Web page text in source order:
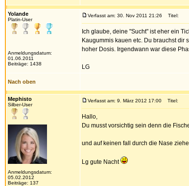
Yolande
Platin-User
Anmeldungsdatum:
01.06.2011
Beiträge: 1438
Verfasst am: 30. Nov 2011 21:26 Titel:
Ich glaube, deine "Sucht" ist eher ein
Kaugummis kauen etc. Du brauchst
hoher Dosis. Irgendwann war diese
LG
Nach oben
Mephisto
Silber-User
Anmeldungsdatum:
05.02.2012
Beiträge: 137
Verfasst am: 9. März 2012 17:00 Titel:
Hallo,
Du musst vorsichtig sein denn die
und auf keinen fall durch die Nase
Lg gute Nacht